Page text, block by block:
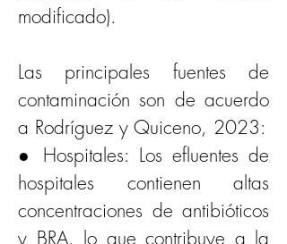
modificado).
Las principales fuentes de
contaminación son de acuerdo
a Rodríguez y Quiceno, 2023:
● Hospitales: Los efluentes de
hospitales contienen altas
concentraciones de antibióticos
y BRA, lo que contribuye a la